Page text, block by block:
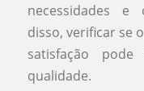
necessidades e
disso, verificar se
satisfação
qualidade.